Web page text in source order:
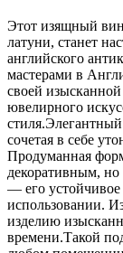
Этот изящный
латуни, станет
английского
мастерами в
своей
ювелирного
сочетая в себе
Продуманная
декоративным,
— его устойчивое
использовании.
изделию
времени.Такой